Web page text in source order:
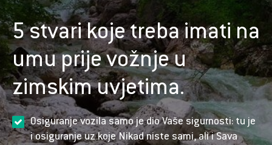
5 stvari koje treba imati na
umu prije vožnje u
zimskim uvjetima.
Osiguranje vozila samo je dio Vaše sigurnosti: tu je
i osiguranje uz koje Nikad niste sami, ali i Sava